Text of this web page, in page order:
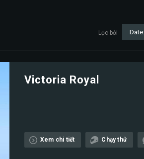
Lọc bởi
Victoria Royal
Xem chi tiết Chạy thử